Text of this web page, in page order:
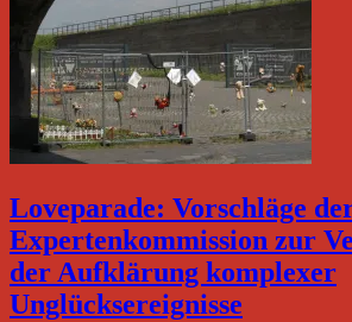
Loveparade: Vorschläge
Expertenkommission zur
der Aufklärung komplexer
Unglücksereignisse